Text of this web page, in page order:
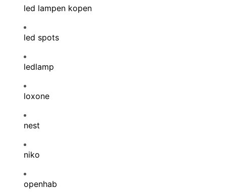
led lampen kopen
led spots
ledlamp
loxone
nest
niko
openhab